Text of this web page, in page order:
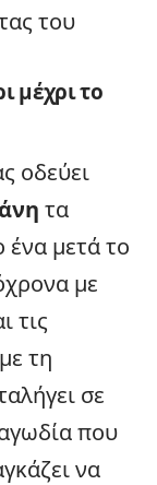
του
μέχρι το
οδεύει
τα
μετά το
με
τις
τη
σε
που
να